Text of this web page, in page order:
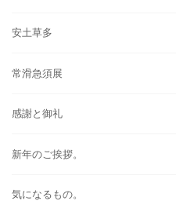
安土草多
常滑急須展
感謝と御礼
新年のご挨拶。
気になるもの。